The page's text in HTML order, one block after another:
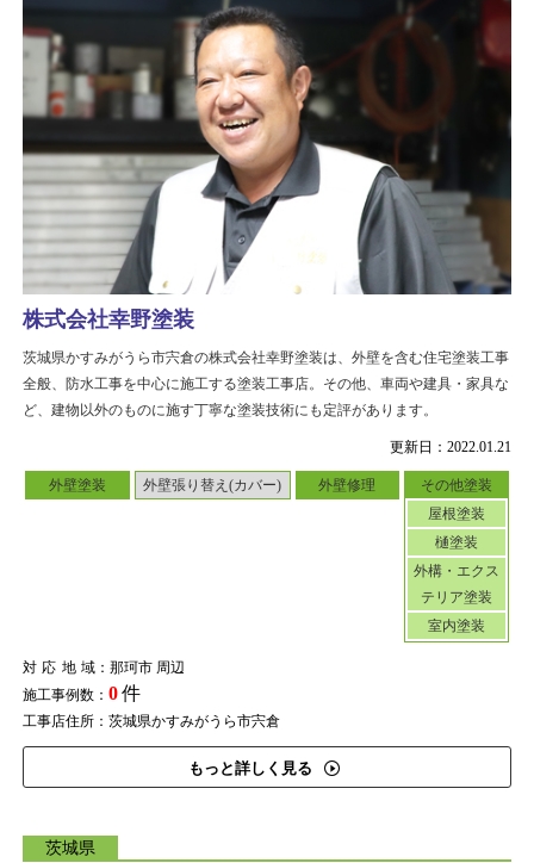
更新日：2022.01.21
外壁塗装 外壁張り替え(カバー) 外壁修理
その他塗装
屋根塗装
樋塗装
外構・エクス
テリア塗装
室内塗装
対応地域：那珂市 周辺
施工事例数： 0件
工事店住所：茨城県かすみがうら市宍倉
もっと詳しく見る
株式会社幸野塗装
茨城県かすみがうら市宍倉の株式会社幸野塗装は、外壁を含む住宅塗装工事
全般、防水工事を中心に施工する塗装工事店。その他、車両や建具・家具な
ど、建物以外のものに施す丁寧な塗装技術にも定評があります。
茨城県